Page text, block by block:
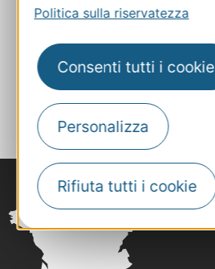
Politica sulla riservatezza
Consenti tutti i cookie
Personalizza
Rifiuta tutti i cookie